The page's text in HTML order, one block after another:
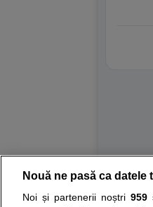
Nouă ne pasă ca
Noi și partenerii noștri 959